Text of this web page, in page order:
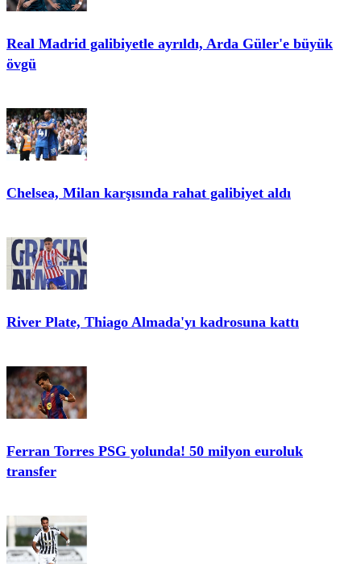
Real Madrid galibiyetle ayrıldı, Arda Güler'e büyük
övgü
Chelsea, Milan karşısında rahat galibiyet aldı
River Plate, Thiago Almada'yı kadrosuna kattı
Ferran Torres PSG yolunda! 50 milyon euroluk
transfer